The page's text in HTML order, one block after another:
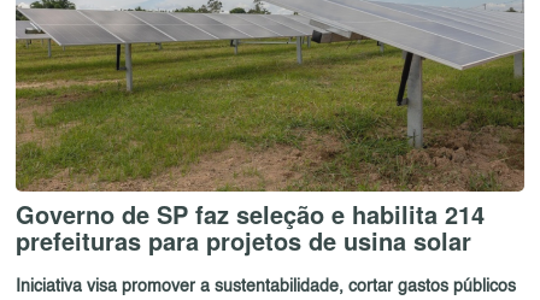
Governo de SP faz seleção e habilita 214
prefeituras para projetos de usina solar
Iniciativa visa promover a sustentabilidade, cortar gastos públicos